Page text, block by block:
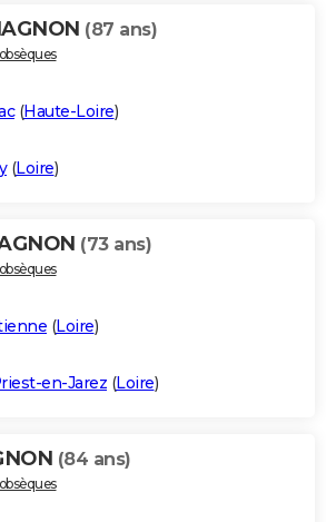
(87 ans)
(Haute-Loire)
(Loire)
(73 ans)
(Loire)
en-Jarez (Loire)
(84 ans)